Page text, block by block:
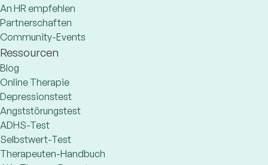
An HR empfehlen
Partnerschaften
Community-Events
Ressourcen
Blog
Online Therapie
Depressionstest
Angststörungstest
ADHS-Test
Selbstwert-Test
Therapeuten-Handbuch